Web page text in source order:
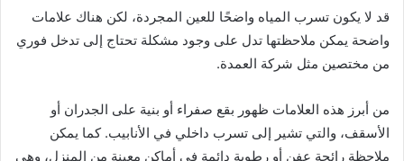
قد لا يكون تسرب المياه واضحًا للعين المجردة، لكن هناك علامات
واضحة يمكن ملاحظتها تدل على وجود مشكلة تحتاج إلى تدخل فوري
من مختصين مثل شركة العمدة.
من أبرز هذه العلامات ظهور بقع صفراء أو بنية على الجدران أو
الأسقف، والتي تشير إلى تسرب داخلي في الأنابيب. كما يمكن
ملاحظة رائحة عفن أو رطوبة دائمة في أماكن معينة من المنزل، وهي